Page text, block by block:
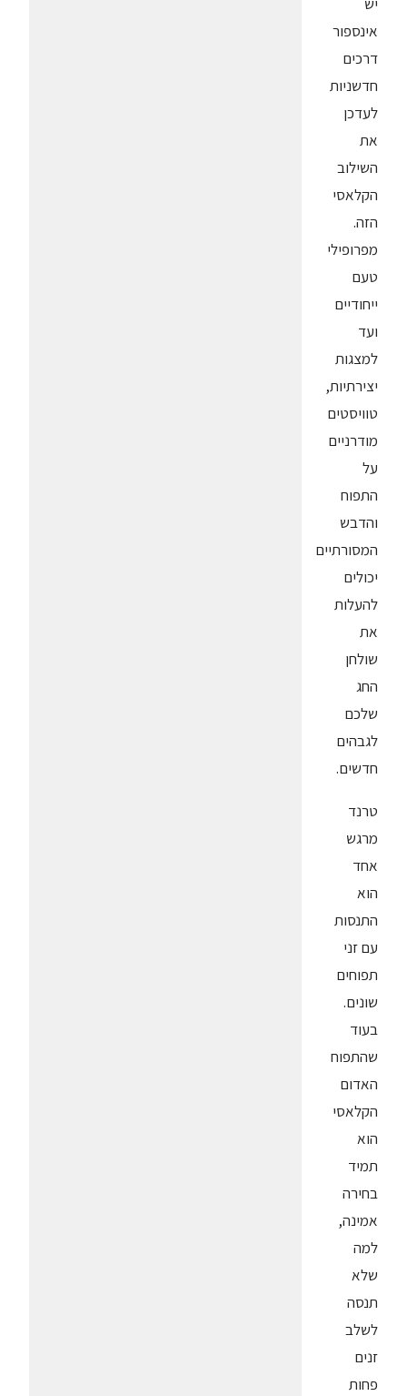
אינספור
דרכים
חדשניות
לעדכן
את
השילוב
הקלאסי
הזה.
מפרופילי
טעם
ייחודיים
ועד
למצגות
יצירתיות,
טוויסטים
מודרניים
על
התפוח
והדבש
המסורתיים
יכולים
להעלות
את
שולחן
החג
שלכם
לגבהים
חדשים.
טרנד
מרגש
אחד
הוא
התנסות
עם זני
תפוחים
שונים.
בעוד
שהתפוח
האדום
הקלאסי
הוא
תמיד
בחירה
אמינה,
למה
שלא
תנסה
לשלב
זנים
פחות